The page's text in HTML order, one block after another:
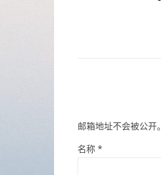
邮箱地址不会被公开。
名称 *